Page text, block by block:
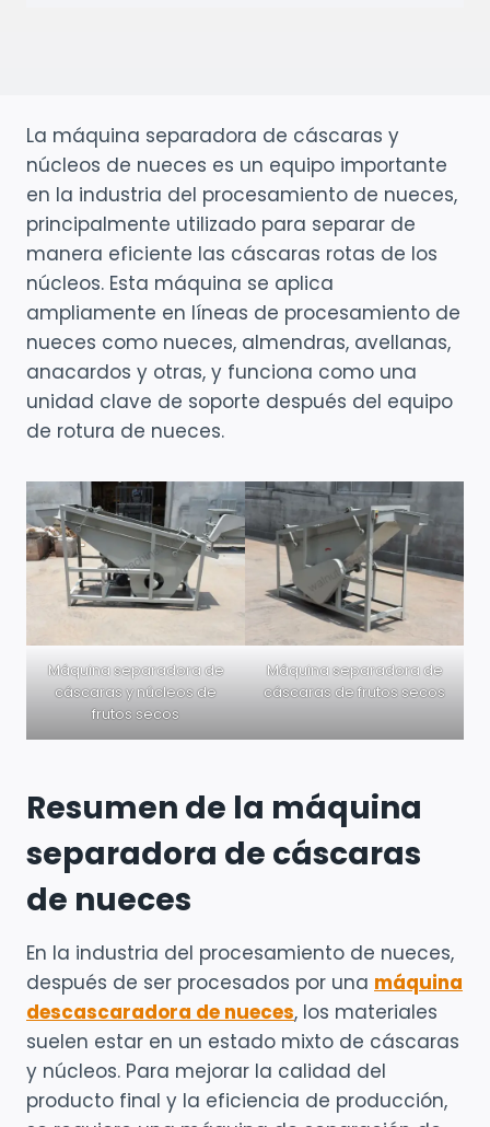
La máquina separadora de cáscaras y
núcleos de nueces es un equipo importante
en la industria del procesamiento de nueces,
principalmente utilizado para separar de
manera eficiente las cáscaras rotas de los
núcleos. Esta máquina se aplica
ampliamente en líneas de procesamiento de
nueces como nueces, almendras, avellanas,
anacardos y otras, y funciona como una
unidad clave de soporte después del equipo
de rotura de nueces.
Máquina separadora de
cáscaras y núcleos de
frutos secos
Máquina separadora de
cáscaras de frutos secos
Resumen de la máquina
separadora de cáscaras
de nueces
En la industria del procesamiento de nueces,
después de ser procesados por una máquina
descascaradora de nueces, los materiales
suelen estar en un estado mixto de cáscaras
y núcleos. Para mejorar la calidad del
producto final y la eficiencia de producción,